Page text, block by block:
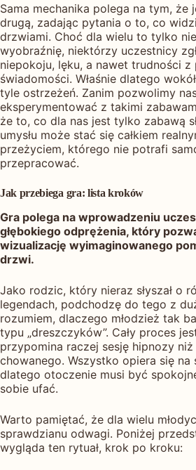
Sama mechanika polega na tym, że
drugą, zadając pytania o to, co
drzwiami. Choć dla wielu to tylko
wyobraźnię, niektórzy uczestnicy
niepokoju, lęku, a nawet trudności z
świadomości. Właśnie dlatego
tyle ostrzeżeń. Zanim pozwolimy
eksperymentować z takimi
że to, co dla nas jest tylko zabawą
umysłu może stać się całkiem
przeżyciem, którego nie potrafi
przepracować.
Jak przebiega gra: lista kroków
Gra polega na wprowadzeniu
głębokiego odprężenia, który
wizualizację wyimaginowanego
drzwi.
Jako rodzic, który nieraz słyszał o
legendach, podchodzę do tego z
rozumiem, dlaczego młodzież tak
typu „dreszczyków”. Cały proces
przypomina raczej sesję hipnozy
chowanego. Wszystko opiera się na
dlatego otoczenie musi być
sobie ufać.
Warto pamiętać, że dla wielu
sprawdzianu odwagi. Poniżej
wygląda ten rytuał, krok po kroku: